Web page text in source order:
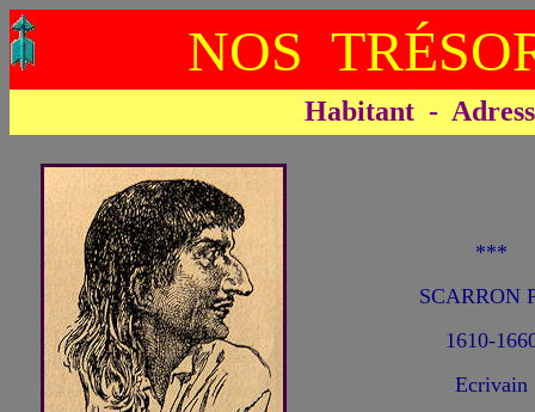
NOS
Habitant -
***
SCARRON
1610-
Ecrivain